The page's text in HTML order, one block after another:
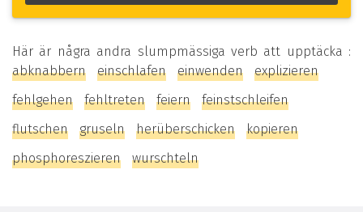
Här är några andra slumpmässiga verb att upptäcka :
abknabbern
einschlafen einwenden
explizieren
fehlgehen
fehltreten feiern
feinstschleifen
flutschen
gruseln herüberschicken
kopieren
phosphoreszieren
wurschteln